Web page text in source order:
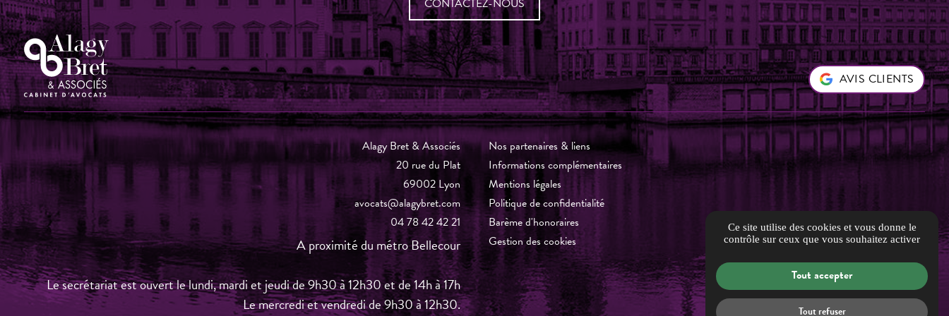
AVIS CLIENTS
Alagy Bret & Associés
20 rue du Plat
69002 Lyon
avocats@alagybret.com
04 78 42 42 21
A proximité du métro Bellecour
Le secrétariat est ouvert le lundi, mardi et jeudi de 9h30 à 12h30 et de 14h à 17h
Le mercredi et vendredi de 9h30 à 12h30.
Nos partenaires & liens
Informations complémentaires
Mentions légales
Politique de confidentialité
Barème d'honoraires
Gestion des cookies
Ce site utilise des cookies et vous donne le
contrôle sur ceux que vous souhaitez activer
Tout accepter
Tout refuser